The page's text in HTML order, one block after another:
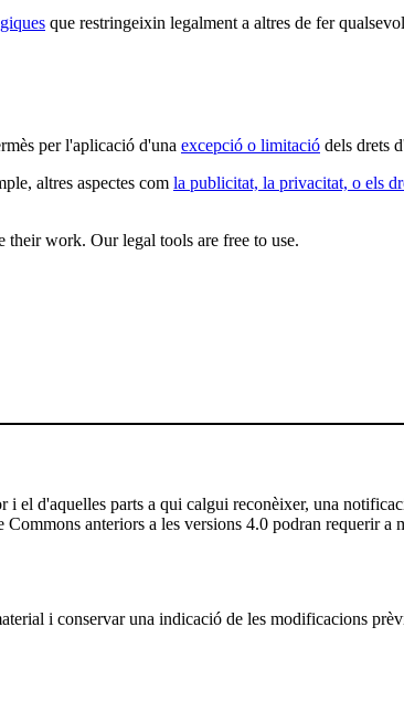
que restringeixin legalment a altres de fer
per l'aplicació d'una excepció o limitació dels drets
altres aspectes com la publicitat, la privacitat, o els
their work. Our legal tools are free to use.
el d'aquelles parts a qui calgui reconèixer, una
anteriors a les versions 4.0 podran requerir a
i conservar una indicació de les modificacions